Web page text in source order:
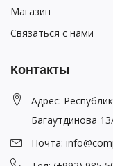
Магазин
Связаться с нами
Контакты
Адрес:
Багаутдинова
Почта: